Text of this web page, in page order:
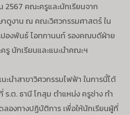
คณะครูและนักเรียนจาก
าดูงาน ณ คณะวิศวกรรมศาสตร์ ใน
ปองพันธ์ โอทกานนท์ รองคณบดีฝ่าย
นักเรียนและแนะนำคณะฯ
ะนำสาขาวิศวกรรมไฟฟ้า ในการนี้ได้
ร.ต. ธานี โกสุม ตำแหน่ง ครูช่าง ทำ
องทางปฏิบัติการ เพื่อให้นักเรียนผู้ที่